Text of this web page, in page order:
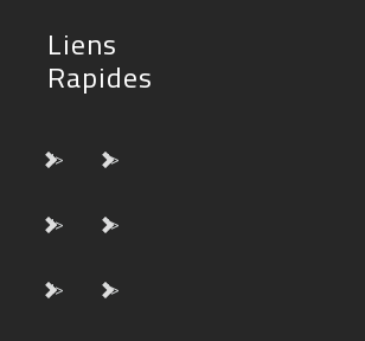
Liens
Rapides
"> ">
"> ">
"> ">